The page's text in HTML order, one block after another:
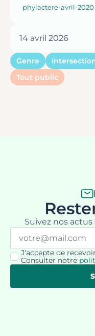
phylactere-avril-2020
14 avril 2026
Genre
Tout public
Suivez nos
Email
RGPD
*
J'accepte de
Consulter notre